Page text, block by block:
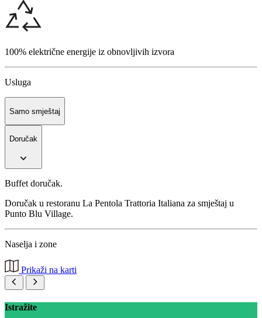
100% električne energije iz obnovljivih izvora
Usluga
Samo smještaj
Doručak
Buffet doručak.
Doručak u restoranu La Pentola Trattoria Italiana za smještaj u
Punto Blu Village.
Naselja i zone
Prikaži na karti
Istražite